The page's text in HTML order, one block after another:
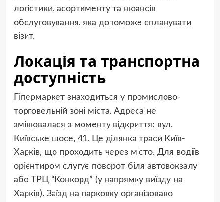
логістики, асортименту та нюансів
обслуговування, яка допоможе спланувати
візит.
Локація та транспортна
доступність
Гіпермаркет знаходиться у промислово-
торговельній зоні міста. Адреса не
змінювалася з моменту відкриття: вул.
Київське шосе, 41. Це ділянка траси Київ-
Харків, що проходить через місто. Для водіїв
орієнтиром слугує поворот біля автовокзалу
або ТРЦ “Конкорд” (у напрямку виїзду на
Харків). Заїзд на парковку організовано